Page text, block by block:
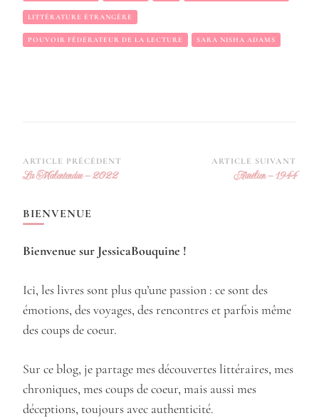
LITTÉRATURE ÉTRANGÈRE
POUVOIR FÉDÉRATEUR DE LA LECTURE SARA NISHA ADAMS
Navigation
d’article
ARTICLE PRÉCÉDENT
La Malentendue – 2022
ARTICLE SUIVANT
Aurélien – 1944
BIENVENUE
Bienvenue sur JessicaBouquine !
Ici, les livres sont plus qu’une passion : ce sont des
émotions, des voyages, des rencontres et parfois même
des coups de coeur.
Sur ce blog, je partage mes découvertes littéraires, mes
chroniques, mes coups de coeur, mais aussi mes
déceptions, toujours avec authenticité.